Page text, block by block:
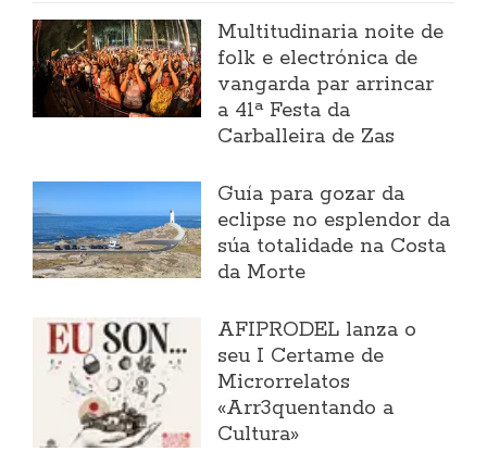
Multitudinaria noite de
folk e electrónica de
vangarda par arrincar
a 41ª Festa da
Carballeira de Zas
Guía para gozar da
eclipse no esplendor da
súa totalidade na Costa
da Morte
AFIPRODEL lanza o
seu I Certame de
Microrrelatos
«Arr3quentando a
Cultura»